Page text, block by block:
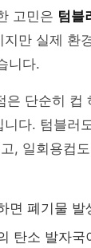
고민은 텀블
만 실제 환
니다.
단순히 컵
니다. 텀블러
, 일회용컵
면 폐기물
탄소 발자